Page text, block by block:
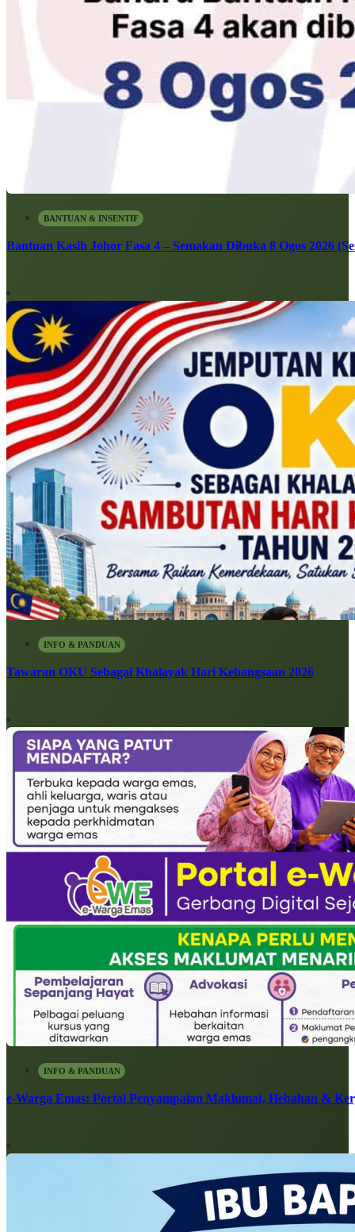
BANTUAN & INSENTIF
Bantuan Kasih Johor Fasa 4 – Semakan Dibuka 8 Ogos 2026
INFO & PANDUAN
Tawaran OKU Sebagai Khalayak Hari Kebangsaan 2026
INFO & PANDUAN
e-Warga Emas: Portal Penyampaian Maklumat, Hebahan &